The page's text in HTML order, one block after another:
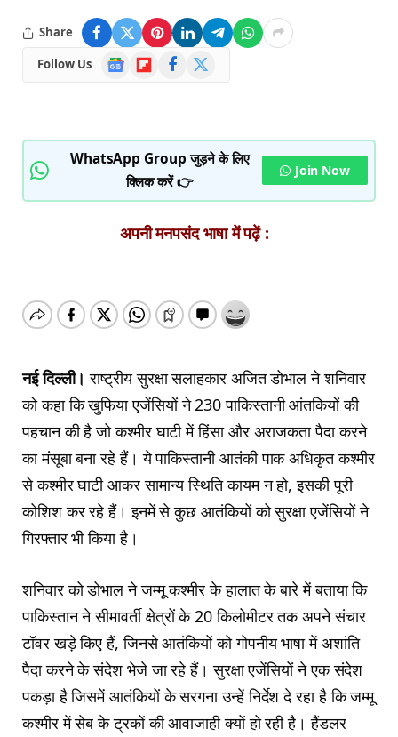
Share
Follow Us
Google
News
FlipboardFacebook
WhatsApp Group जुड़ने के लिए
क्लिक करें 👉
Join Now
अपनी मनपसंद भाषा में पढ़ें :
नई दिल्ली। राष्ट्रीय सुरक्षा सलाहकार अजित डोभाल ने शनिवार
को कहा कि खुफिया एजेंसियों ने 230 पाकिस्तानी आंतकियों की
पहचान की है जो कश्मीर घाटी में हिंसा और अराजकता पैदा करने
का मंसूबा बना रहे हैं। ये पाकिस्तानी आतंकी पाक अधिकृत कश्मीर
से कश्मीर घाटी आकर सामान्य स्थिति कायम न हो, इसकी पूरी
कोशिश कर रहे हैं। इनमें से कुछ आतंकियों को सुरक्षा एजेंसियों ने
गिरफ्तार भी किया है।
शनिवार को डोभाल ने जम्मू कश्मीर के हालात के बारे में बताया कि
पाकिस्तान ने सीमावर्ती क्षेत्रों के 20 किलोमीटर तक अपने संचार
टॉवर खड़े किए हैं, जिनसे आतंकियों को गोपनीय भाषा में अशांति
पैदा करने के संदेश भेजे जा रहे हैं। सुरक्षा एजेंसियों ने एक संदेश
पकड़ा है जिसमें आतंकियों के सरगना उन्हें निर्देश दे रहा है कि जम्मू
कश्मीर में सेब के ट्रकों की आवाजाही क्यों हो रही है। हैंडलर